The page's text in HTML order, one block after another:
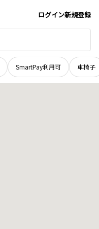
ログイン新規登録
SmartPay利用可 車椅子